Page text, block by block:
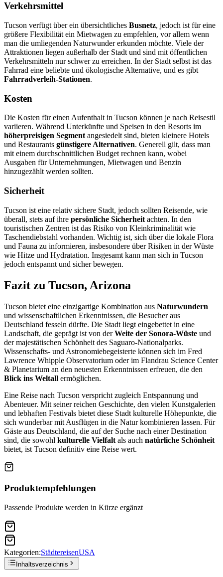
Verkehrsmittel
Tucson verfügt über ein übersichtliches Busnetz, jedoch ist für eine
größere Flexibilität ein Mietwagen zu empfehlen, vor allem wenn
man die umliegenden Naturwunder erkunden möchte. Viele der
Attraktionen liegen außerhalb der Stadt und sind mit öffentlichen
Verkehrsmitteln nur schwer zu erreichen. In der Stadt selbst ist das
Fahrrad eine beliebte und ökologische Alternative, und es gibt
Fahrradverleih-Stationen.
Kosten
Die Kosten für einen Aufenthalt in Tucson können je nach Reisestil
variieren. Während Unterkünfte und Speisen in den Resorts im
höherpreisigen Segment angesiedelt sind, bieten kleinere Hotels
und Restaurants günstigere Alternativen. Generell gilt, dass man
mit einem durchschnittlichen Budget rechnen kann, wobei
Ausgaben für Unternehmungen, Mietwagen und Benzin
hinzugezählt werden sollten.
Sicherheit
Tucson ist eine relativ sichere Stadt, jedoch sollten Reisende, wie
überall, stets auf ihre persönliche Sicherheit achten. In den
touristischen Zentren ist das Risiko von Kleinkriminalität wie
Taschendiebstahl vorhanden. Wichtig ist, sich über die lokale Flora
und Fauna zu informieren, insbesondere über Risiken in der Wüste
wie Hitze und Hydratation. Insgesamt kann man sich in Tucson
jedoch entspannt und sicher bewegen.
Fazit zu Tucson, Arizona
Tucson bietet eine einzigartige Kombination aus Naturwundern
und wissenschaftlichen Erkenntnissen, die Besucher aus
Deutschland fesseln dürfte. Die Stadt liegt eingebettet in eine
Landschaft, die geprägt ist von derWeite der Sonora-Wüste und
der majestätischen Schönheit des Saguaro-Nationalparks.
Wissenschafts- und Astronomiebegeisterte können sich im Fred
Lawrence Whipple Observatorium oder im Flandrau Science Center
& Planetarium an den neuesten Erkenntnissen erfreuen, die den
Blick ins Weltall ermöglichen.
Eine Reise nach Tucson verspricht zugleich Entspannung und
Abenteuer. Mit seiner reichen Geschichte, den vielen Kunstgalerien
und lebhaften Festivals bietet diese Stadt kulturelle Höhepunkte, die
sich wunderbar mit Ausflügen in die Natur kombinieren lassen. Für
Gäste aus Deutschland, die auf der Suche nach einer Destination
sind, die sowohl kulturelle Vielfalt als auch natürliche Schönheit
bietet, ist Tucson definitiv eine Reise wert.
Produktempfehlungen
Passende Produkte werden in Kürze ergänzt
Kategorien:StädtereisenUSA
Inhaltsverzeichnis